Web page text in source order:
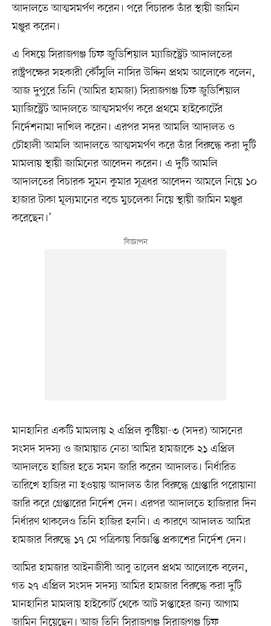
আদালতে আত্মসমর্পণ করেন। পরে বিচারক তাঁর স্থায়ী জামিন
মঞ্জুর করেন।
এ বিষয়ে সিরাজগঞ্জ চিফ জুডিশিয়াল ম্যাজিস্ট্রেট আদালতের
রাষ্ট্রপক্ষের সহকারী কৌঁসুলি নাসির উদ্দিন প্রথম আলোকে বলেন,
আজ দুপুরে তিনি (আমির হামজা) সিরাজগঞ্জ চিফ জুডিশিয়াল
ম্যাজিস্ট্রেট আদালতে আত্মসমর্পণ করে প্রথমে হাইকোর্টের
নির্দেশনামা দাখিল করেন। এরপর সদর আমলি আদালত ও
চৌহালী আমলি আদালতে আত্মসমর্পণ করে তাঁর বিরুদ্ধে করা দুটি
মামলায় স্থায়ী জামিনের আবেদন করেন। এ দুটি আমলি
আদালতের বিচারক সুমন কুমার সূত্রধর আবেদন আমলে নিয়ে ১০
হাজার টাকা মূল্যমানের বন্ডে মুচলেকা নিয়ে স্থায়ী জামিন মঞ্জুর
করেছেন।’
মানহানির একটি মামলায় ২ এপ্রিল কুষ্টিয়া-৩ (সদর) আসনের
সংসদ সদস্য ও জামায়াত নেতা আমির হামজাকে ২১ এপ্রিল
আদালতে হাজির হতে সমন জারি করেন আদালত। নির্ধারিত
তারিখে হাজির না হওয়ায় আদালত তাঁর বিরুদ্ধে গ্রেপ্তারি পরোয়ানা
জারি করে গ্রেপ্তারের নির্দেশ দেন। এরপর আদালতে হাজিরার দিন
নির্ধারণ থাকলেও তিনি হাজির হননি। এ কারণে আদালত আমির
হামজার বিরুদ্ধে ১৭ মে পত্রিকায় বিজ্ঞপ্তি প্রকাশের নির্দেশ দেন।
আমির হামজার আইনজীবী আবু তালেব প্রথম আলোকে বলেন,
গত ২৭ এপ্রিল সংসদ সদস্য আমির হামজার বিরুদ্ধে করা দুটি
মানহানির মামলায় হাইকোর্ট থেকে আট সপ্তাহের জন্য আগাম
জামিন নিয়েছেন। আজ তিনি সিরাজগঞ্জ সিরাজগঞ্জ চিফ